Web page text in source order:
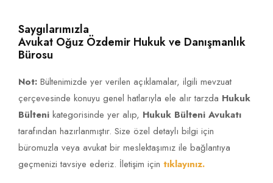
Saygılarımızla
Avukat Oğuz Özdemir Hukuk ve Danışmanlık
Bürosu
Not: Bültenimizde yer verilen açıklamalar, ilgili mevzuat
çerçevesinde konuyu genel hatlarıyla ele alır tarzda Hukuk
Bülteni kategorisinde yer alıp, Hukuk Bülteni Avukatı
tarafından hazırlanmıştır. Size özel detaylı bilgi için
büromuzla veya avukat bir meslektaşımız ile bağlantıya
geçmenizi tavsiye ederiz. İletişim için tıklayınız.